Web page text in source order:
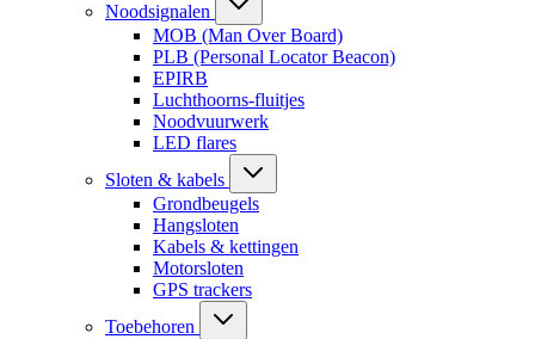
Noodsignalen
MOB (Man Over Board)
PLB (Personal Locator Beacon)
EPIRB
Luchthoorns-fluitjes
Noodvuurwerk
LED flares
Sloten & kabels
Grondbeugels
Hangsloten
Kabels & kettingen
Motorsloten
GPS trackers
Toebehoren